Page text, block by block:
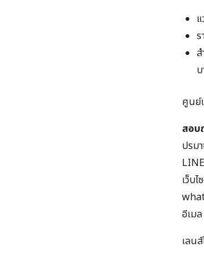
ศูนย์
สอบ
ปรม
เว็บไ
อีเมล
เลน